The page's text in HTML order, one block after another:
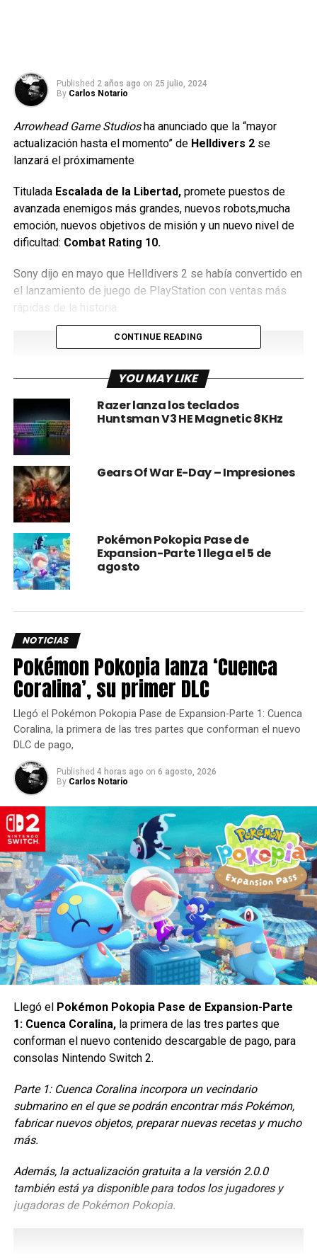
Published 2 años ago on 25 julio, 2024
By Carlos Notario
Arrowhead Game Studiosha anunciado que la “mayor
actualización hasta el momento” de Helldivers 2 se
lanzará el próximamente
Titulada Escalada de la Libertad,promete puestos de
avanzada enemigos más grandes, nuevos robots,mucha
emoción, nuevos objetivos de misión y un nuevo nivel de
dificultad: Combat Rating 10.
Sony dijo en mayo que Helldivers 2 se había convertido en
el lanzamiento de juego de PlayStation con ventas más
rápidas de la historia.
Con ventas “que superaron con creces las expectativas”
con 12 millones de copias vendidas en PC y PS5 en sus
primeras 12 semanas.
Eso hizo que el juego de servicio en vivo superara los 11
millones de copias vendidas en 10 semanas logradas por
Todo lo que llega a
Helldivers 2
Los creativos clave deArrowheadhablan sobre la
actualización y muestran las nuevas características en el
tráiler de anuncio a continuación.
“Una cosa que no deja de sorprendernos es el deseo
insaciable de los jugadores por más bichos, más robots,
más liberación y más destrucción. Creíamos que nueve
niveles de dificultad para las incursiones serían
suficientes, pero en Escalada de la Libertad iremos un
paso más lejos con la calificación de combate 10”.
“CC 10: Superhelldive es el nivel de dificultad más
las incursiones, y esperamos que esto les dé a los
jugadores la intensidad que buscan en el campo de
batalla. Y un gran desafío implica grandes recompensas.”
expulsado, aparecerá en una nueva sesión como anfitrión
con todo el botín del equipo de lasesión anterior. Ahora el
jugador puede recolectar todos los objetos antes de la
CONTINUE READING
YOU MAY LIKE
Razer lanza los teclados
Huntsman V3 HE Magnetic 8KHz
Gears Of War E-Day – Impresiones
Pokémon Pokopia Pase de
Expansion-Parte 1 llega el 5 de
agosto
NOTICIAS
Pokémon Pokopia lanza ‘Cuenca
Coralina’, su primer DLC
Llegó el Pokémon Pokopia Pase de Expansion-Parte 1: Cuenca
Coralina, la primera de las tres partes que conforman el nuevo
DLC de pago,
Published 4 horas ago on 6 agosto, 2026
By Carlos Notario
Llegó el Pokémon Pokopia Pase de Expansion-Parte
1: Cuenca Coralina,la primera de las tres partes que
conforman el nuevo contenido descargable de pago, para
consolas Nintendo Switch 2.
Parte 1: Cuenca Coralina incorpora un vecindario
submarino en el que se podrán encontrar más Pokémon,
fabricar nuevos objetos, preparar nuevas recetas y mucho
más.
Además, la actualización gratuita a la versión 2.0.0
también está ya disponible para todos los jugadores y
jugadoras de Pokémon Pokopia.